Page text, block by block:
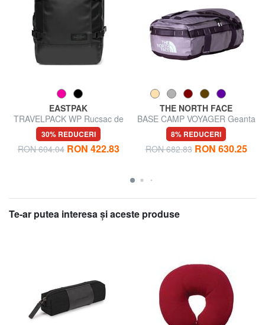
EASTPAK
TRAVELPACK WP Rucsac de
călătorie Duffel Bag
30% REDUCERI
RON 604.04 RON 422.83
THE NORTH FACE
BASE CAMP VOYAGER Geanta
rucsac 32L
8% REDUCERI
RON 682.83 RON 630.25
Te-ar putea interesa şi aceste produse